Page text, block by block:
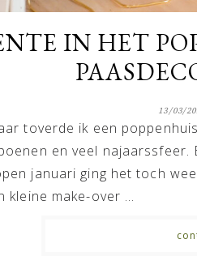
IN HET
13/03/
toverde ik een
en veel najaarssfeer.
januari ging het toch
kleine make-over ...